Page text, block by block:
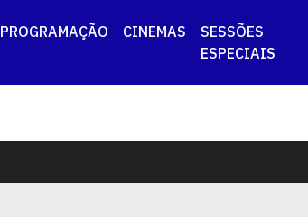
PROGRAMAÇÃO CINEMAS
SESSÕES
ESPECIAIS